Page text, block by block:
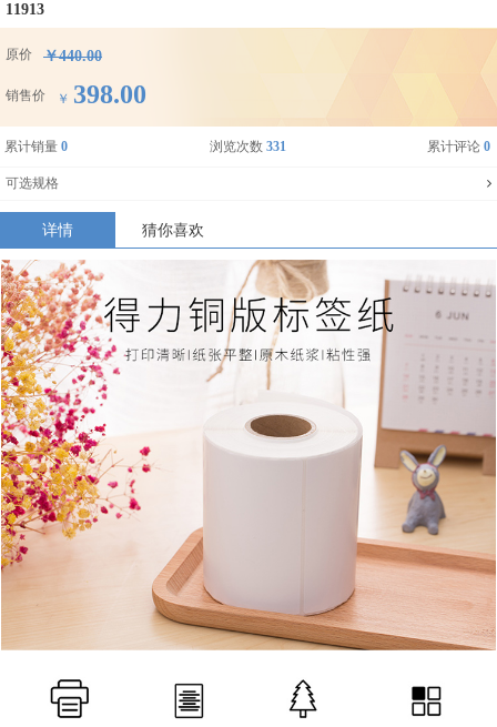
11913
原价 ￥440.00
销售价 ￥ 398.00
累计销量 0 浏览次数 331 累计评论 0
可选规格
详情 猜你喜欢